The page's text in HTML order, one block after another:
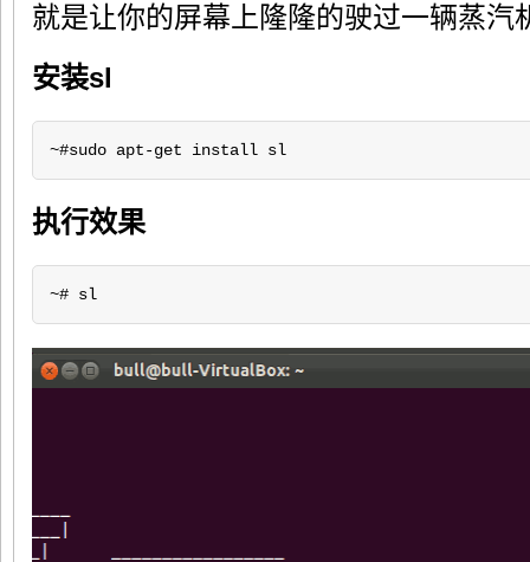
就是让你的屏幕上隆隆的驶过一辆蒸汽
安装sl
~#sudo apt-get install sl
执行效果
~# sl